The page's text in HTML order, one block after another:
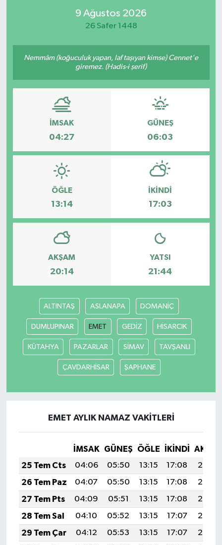
9 Ağustos 2026
26 Safer 1448
Nemmâm (koğuculuk yapan, laf taşıyan kimse) Cennet'e
giremez. (Hadis-i şerif)
İMSAK
04:27
GÜNEŞ
06:03
ÖĞLE
13:14
İKINDI
17:03
AKŞAM
20:14
YATSI
21:44
ALTINTAŞ ASLANAPA DOMANİÇ
DUMLUPINAR EMET GEDİZ HİSARCIK
KÜTAHYA PAZARLAR SİMAV TAVŞANLI
ÇAVDARHİSAR ŞAPHANE
EMET AYLIK NAMAZ VAKITLERI
İMSAK GÜNEŞ ÖĞLE İKINDI
25 Tem Cts
04:06 05:50 13:15 17:08
20:30
26 Tem Paz
04:07 05:50 13:15 17:08
20:29
27 Tem Pts
04:09 05:51 13:15 17:08
20:28
28 Tem Sal
04:10 05:52 13:15 17:07
20:27
29 Tem Çar
04:12 05:53 13:15 17:07
20:26